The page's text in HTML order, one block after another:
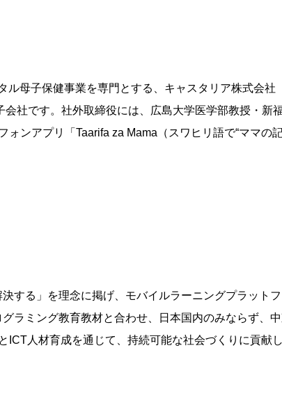
ル母子保健事業を専門とする、キャスタリア株式会社
社です。社外取締役には、広島大学医学部教授・新
ンアプリ「Taarifa za Mama（スワヒリ語で“ママの
する」を理念に掲げ、モバイルラーニングプラット
ラミング教育教材と合わせ、日本国内のみならず、中
ICT人材育成を通じて、持続可能な社会づくりに貢献